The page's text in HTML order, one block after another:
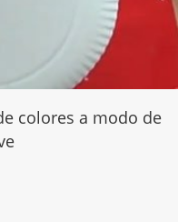
colores a modo de